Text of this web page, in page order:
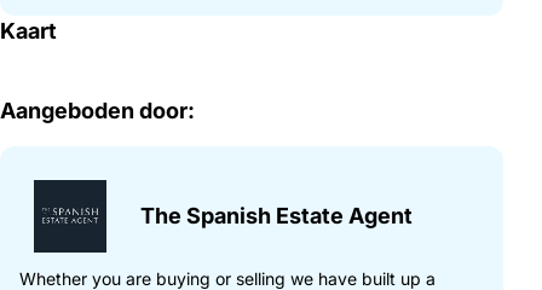
Kaart
Aangeboden door:
The Spanish Estate Agent
Whether you are buying or selling we have built up a